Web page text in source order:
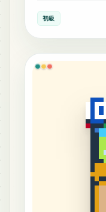
初級